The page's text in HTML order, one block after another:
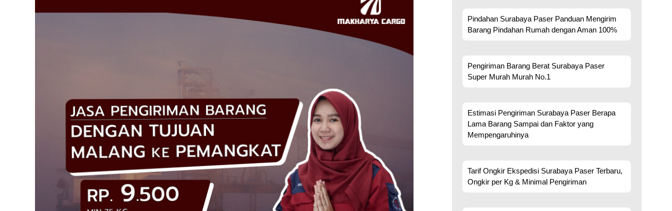
Pindahan Surabaya Paser Panduan Mengirim
Barang Pindahan Rumah dengan Aman 100%
Pengiriman Barang Berat Surabaya Paser
Super Murah Murah No.1
Estimasi Pengiriman Surabaya Paser Berapa
Lama Barang Sampai dan Faktor yang
Mempengaruhinya
Tarif Ongkir Ekspedisi Surabaya Paser Terbaru,
Ongkir per Kg & Minimal Pengiriman